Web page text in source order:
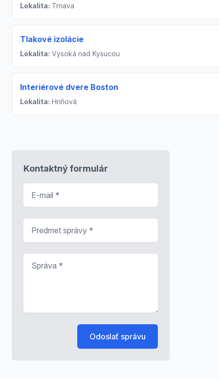
Lokalita: Trnava
Tlakové izolácie
Lokalita: Vysoká nad Kysucou
Interiérové dvere Boston
Lokalita: Hriňová
Kontaktný formulár
Odoslať správu